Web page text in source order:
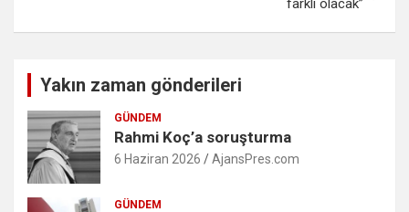
farklı olacak”
Yakın zaman gönderileri
GÜNDEM
Rahmi Koç’a soruşturma
6 Haziran 2026 AjansPres.com
GÜNDEM